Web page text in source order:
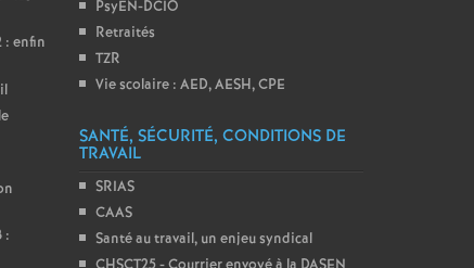
: enfin
:
PsyEN-DCIO
Retraités
TZR
Vie scolaire : AED, AESH, CPE
SANTÉ, SÉCURITÉ, CONDITIONS DE
TRAVAIL
SRIAS
CAAS
Santé au travail, un enjeu syndical